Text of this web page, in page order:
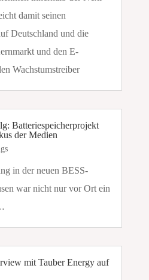
damit seinen
Deutschland und die
und den E-
Wachstumstreiber
Batteriespeicherprojekt
der Medien
in der neuen BESS-
war nicht nur vor Ort ein
mit Tauber Energy auf